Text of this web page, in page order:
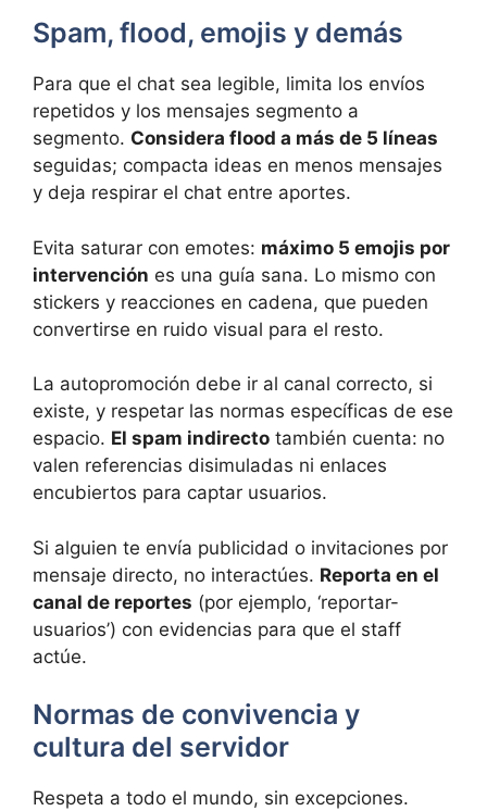
Spam, flood, emojis y demás
Para que el chat sea legible, limita los envíos
repetidos y los mensajes segmento a
segmento. Considera flood a más de 5 líneas
seguidas; compacta ideas en menos mensajes
y deja respirar el chat entre aportes.
Evita saturar con emotes: máximo 5 emojis por
intervención es una guía sana. Lo mismo con
stickers y reacciones en cadena, que pueden
convertirse en ruido visual para el resto.
La autopromoción debe ir al canal correcto, si
existe, y respetar las normas específicas de ese
espacio. El spam indirecto también cuenta: no
valen referencias disimuladas ni enlaces
encubiertos para captar usuarios.
Si alguien te envía publicidad o invitaciones por
mensaje directo, no interactúes. Reporta en el
canal de reportes (por ejemplo, ‘reportar-
usuarios’) con evidencias para que el staff
actúe.
Normas de convivencia y
cultura del servidor
Respeta a todo el mundo, sin excepciones.